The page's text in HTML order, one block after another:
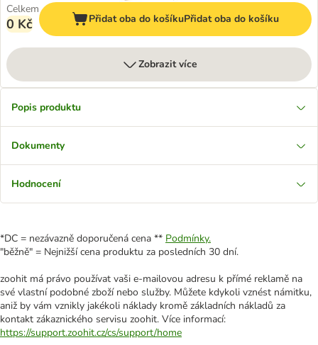
Celkem
0 Kč Přidat oba do košíkuPřidat oba do košíku
Zobrazit více
Popis produktu
Dokumenty
Hodnocení
*DC = nezávazně doporučená cena ** Podmínky.
"běžně" = Nejnižší cena produktu za posledních 30 dní.
zoohit má právo používat vaši e-mailovou adresu k přímé reklamě na
své vlastní podobné zboží nebo služby. Můžete kdykoli vznést námitku,
aniž by vám vznikly jakékoli náklady kromě základních nákladů za
kontakt zákaznického servisu zoohit. Více informací:
https://support.zoohit.cz/cs/support/home